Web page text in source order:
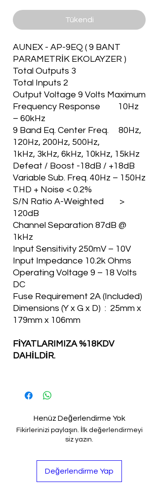
Tükendi
AUNEX - AP-9EQ ( 9 BANT
PARAMETRİK EKOLAYZER )
Total Outputs 3
Total Inputs 2
Output Voltage 9 Volts Maximum
Frequency Response 10Hz
– 60kHz
9 Band Eq. Center Freq. 80Hz,
120Hz, 200Hz, 500Hz,
1kHz, 3kHz, 6kHz, 10kHz, 15kHz
Defeat / Boost -18dB / +18dB
Variable Sub. Freq. 40Hz – 150Hz
THD + Noise < 0.2%
S/N Ratio A-Weighted >
120dB
Channel Separation 87dB @
1kHz
Input Sensitivity 250mV – 10V
Input Impedance 10.2k Ohms
Operating Voltage 9 – 18 Volts
DC
Fuse Requirement 2A (Included)
Dimensions (Y x G x D) : 25mm x
179mm x 106mm
FİYATLARIMIZA %18KDV
DAHİLDİR.
Henüz Değerlendirme Yok
Fikirlerinizi paylaşın. İlk değerlendirmeyi
siz yazın.
Değerlendirme Yap